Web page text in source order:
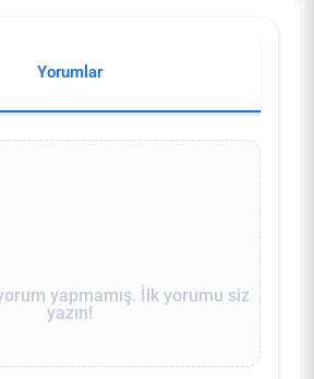
Yorumlar
yapmamış. İlk yorumu siz
yazın!